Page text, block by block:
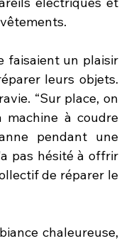
faisaient un plaisir
leurs objets.
“Sur place, on
machine à coudre
pendant une
pas hésité à offrir
de réparer le
chaleureuse,